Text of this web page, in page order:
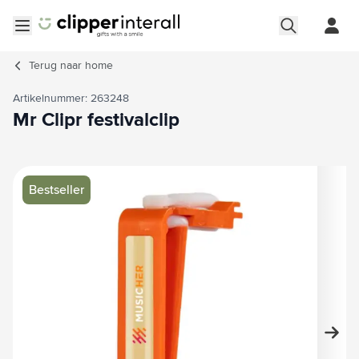
Terug naar home
Bestseller
Hoofdafbeelding
Klik om afbeelding op volledig scherm te bekijken
Artikelnummer: 263248
Mr Clipr festivalclip